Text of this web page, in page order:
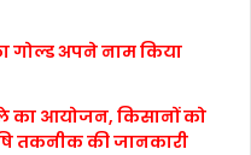
गोल्ड अपने नाम किया
का आयोजन, किसानों को
तकनीक की जानकारी